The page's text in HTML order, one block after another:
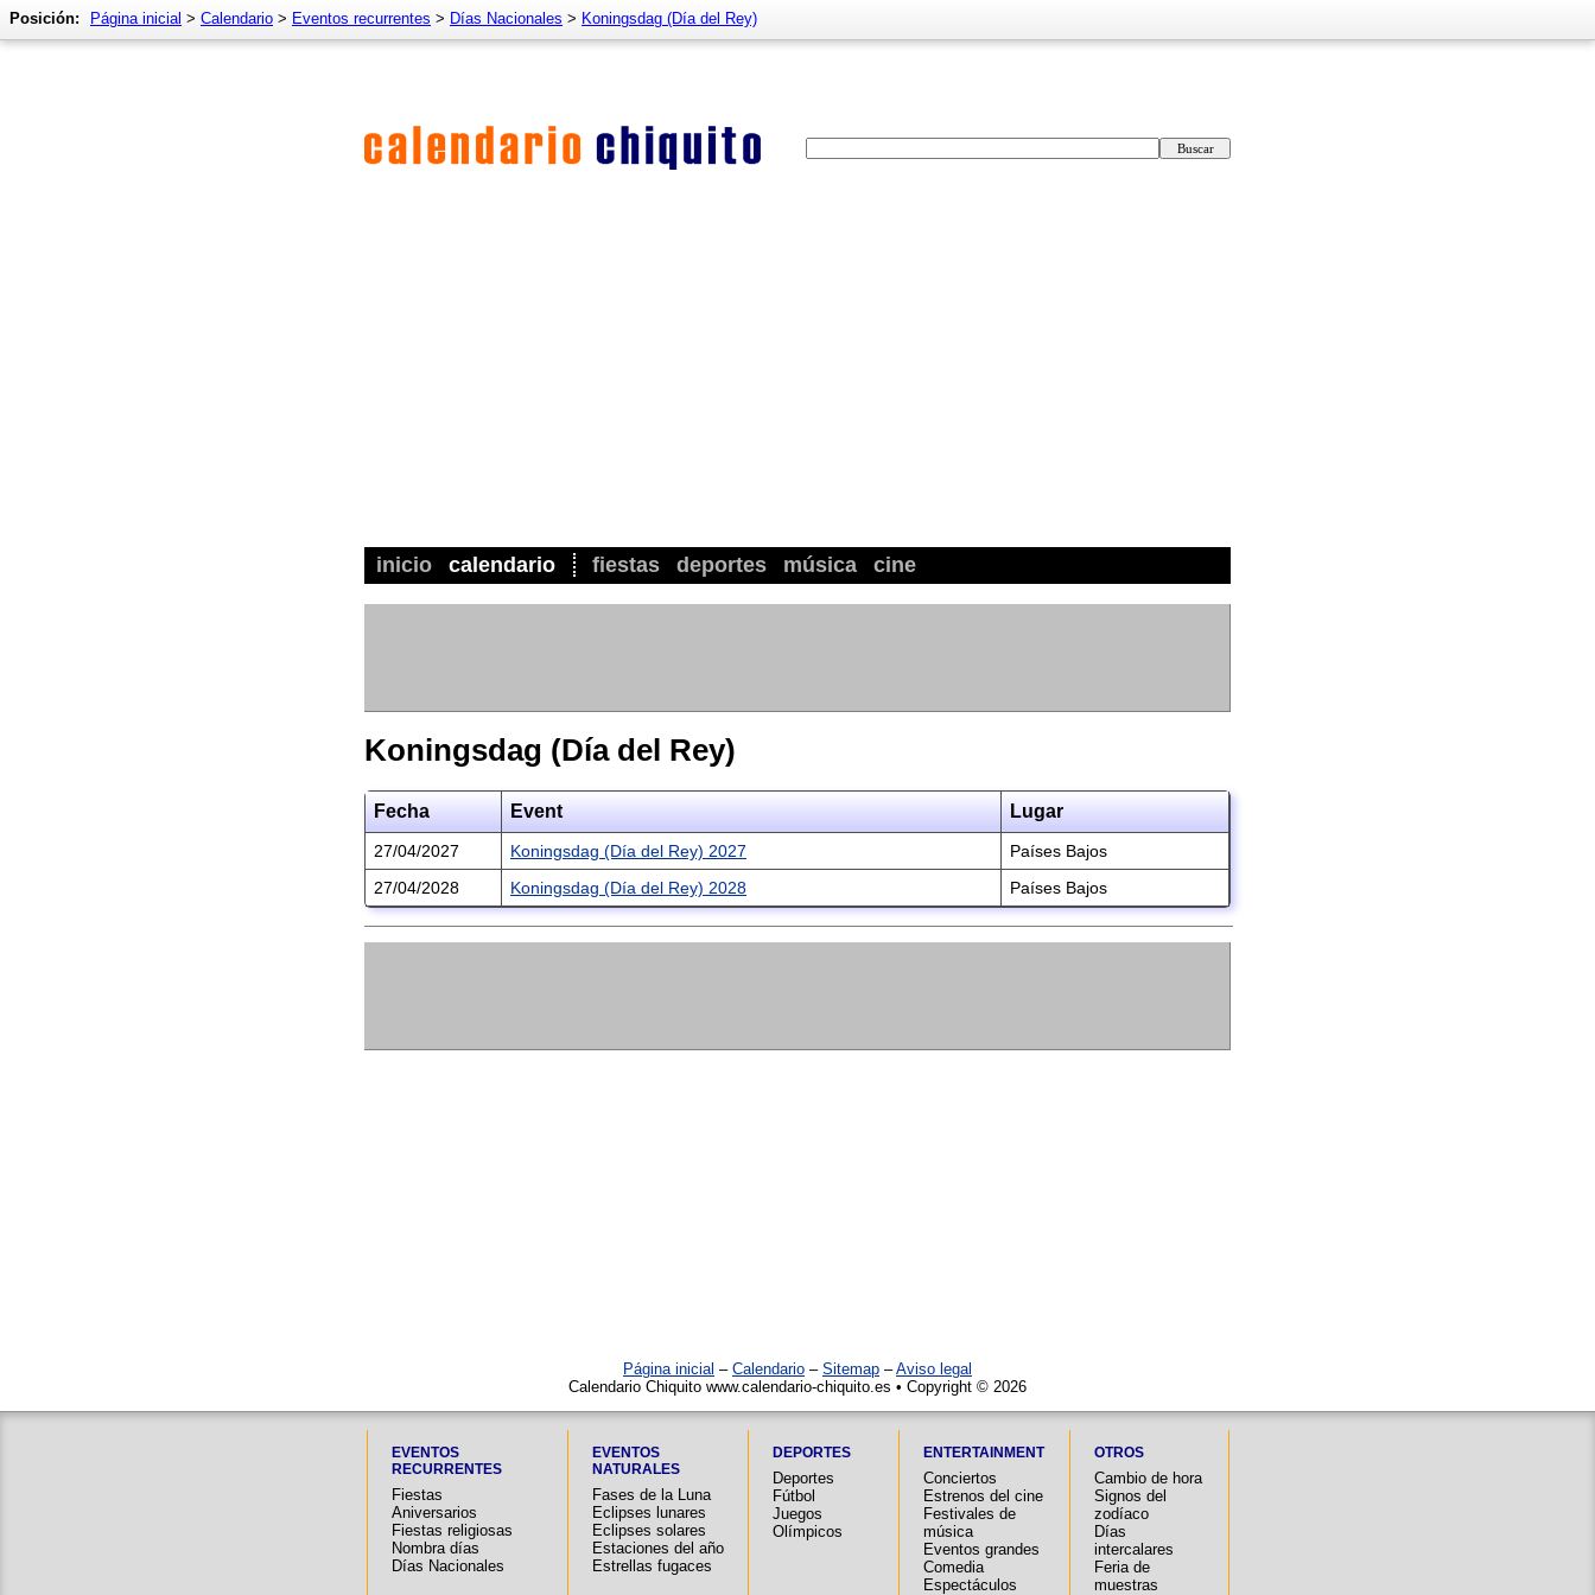
inicio calendario fiestas deportes música cine
Posición: Página inicial > Calendario > Eventos recurrentes > Días Nacionales > Koningsdag (Día del Rey)
Koningsdag (Día del Rey)
Fecha Event Lugar
27/04/2027 Koningsdag (Día del Rey) 2027
Países Bajos
27/04/2028
Koningsdag (Día del Rey) 2028 Países Bajos
Página inicial – Calendario – Sitemap –Aviso legal
Calendario Chiquito www.calendario-chiquito.es • Copyright © 2026
EVENTOS
RECURRENTES
Fiestas
Aniversarios
Fiestas religiosas
Nombra días
Días Nacionales
EVENTOS
NATURALES
Fases de la Luna
Eclipses lunares
Eclipses solares
Estaciones del año
Estrellas fugaces
DEPORTES
Deportes
Fútbol
Juegos
Olímpicos
ENTERTAINMENT
Conciertos
Estrenos del cine
Festivales de
música
Eventos grandes
Comedia
Espectáculos
OTROS
Cambio de hora
Signos del
zodíaco
Días
intercalares
Feria de
muestras